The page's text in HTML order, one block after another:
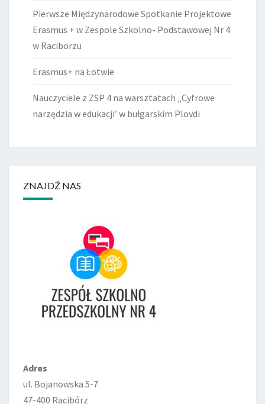
Pierwsze Międzynarodowe Spotkanie Projektowe
Erasmus + w Zespole Szkolno- Podstawowej Nr 4
w Raciborzu
Erasmus+ na Łotwie
Nauczyciele z ZSP 4 na warsztatach „Cyfrowe
narzędzia w edukacji’ w bułgarskim Plovdi
ZNAJDŹ NAS
Adres
ul. Bojanowska 5-7
47-400 Racibórz